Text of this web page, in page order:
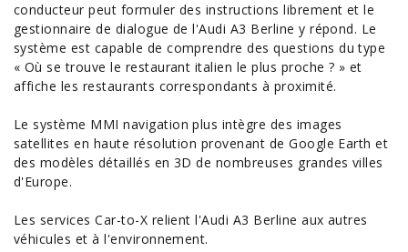
conducteur peut formuler des instructions librement et le
gestionnaire de dialogue de l'Audi A3 Berline y répond. Le
système est capable de comprendre des questions du type
« Où se trouve le restaurant italien le plus proche ? » et
affiche les restaurants correspondants à proximité.
Le système MMI navigation plus intègre des images
satellites en haute résolution provenant de Google Earth et
des modèles détaillés en 3D de nombreuses grandes villes
d'Europe.
Les services Car-to-X relient l'Audi A3 Berline aux autres
véhicules et à l'environnement.